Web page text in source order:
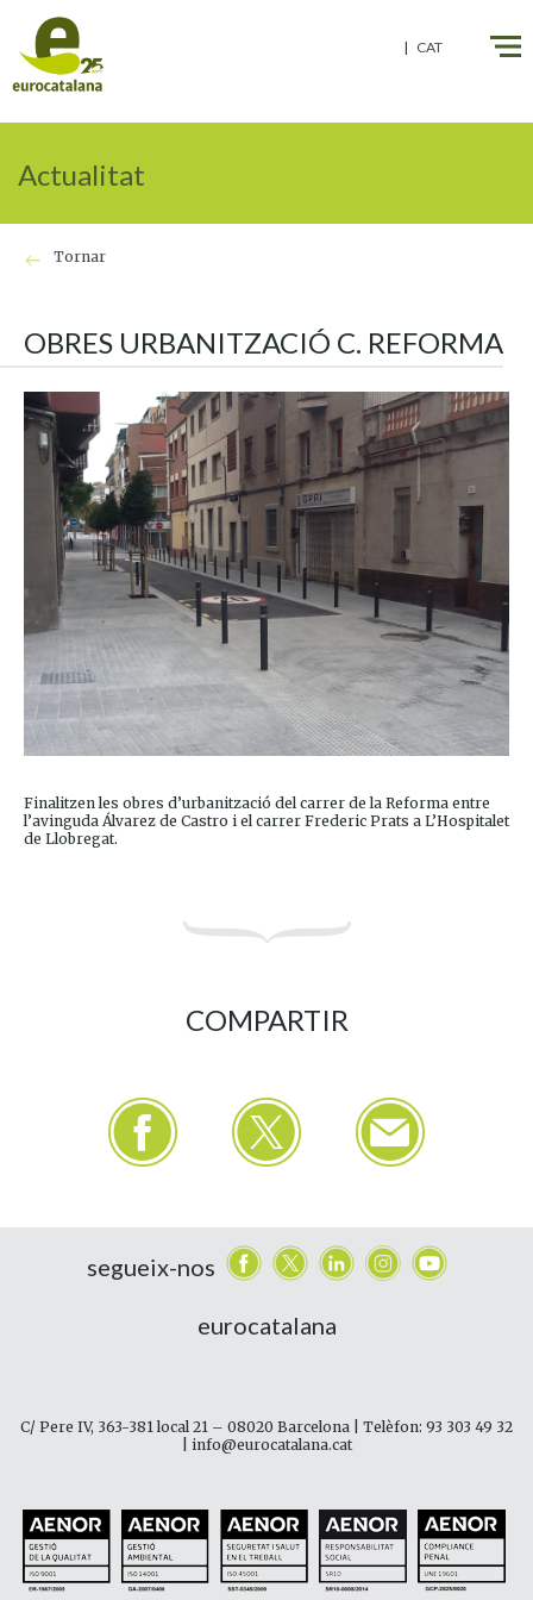
Actualitat
Tornar
OBRES URBANITZACIÓ C. REFORMA
Finalitzen les obres d’urbanització del carrer de la Reforma entre
l’avinguda Álvarez de Castro i el carrer Frederic Prats a L’Hospitalet
de Llobregat.
COMPARTIR
segueix-nos
eurocatalana
C/ Pere IV, 363-381 local 21 – 08020 Barcelona | Telèfon: 93 303 49 32
| info@eurocatalana.cat
CAT